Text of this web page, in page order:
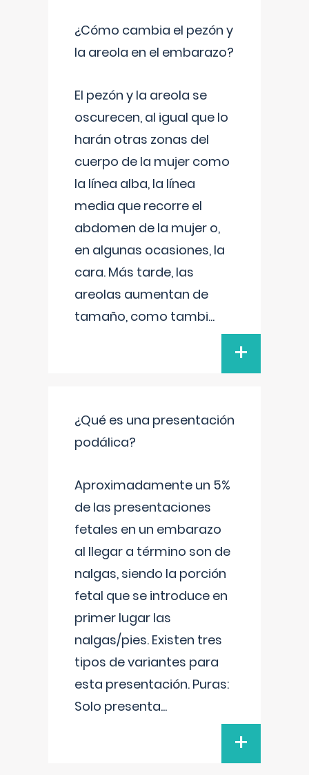
¿Cómo cambia el pezón y
la areola en el embarazo?
El pezón y la areola se
oscurecen, al igual que lo
harán otras zonas del
cuerpo de la mujer como
la línea alba, la línea
media que recorre el
abdomen de la mujer o,
en algunas ocasiones, la
cara. Más tarde, las
areolas aumentan de
tamaño, como tambi...
+
¿Qué es una presentación
podálica?
Aproximadamente un 5%
de las presentaciones
fetales en un embarazo
al llegar a término son de
nalgas, siendo la porción
fetal que se introduce en
primer lugar las
nalgas/pies. Existen tres
tipos de variantes para
esta presentación. Puras:
Solo presenta...
+